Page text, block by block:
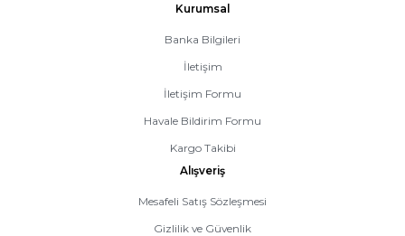
Kurumsal
Banka Bilgileri
İletişim
İletişim Formu
Havale Bildirim Formu
Kargo Takibi
Alışveriş
Mesafeli Satış Sözleşmesi
Gizlilik ve Güvenlik